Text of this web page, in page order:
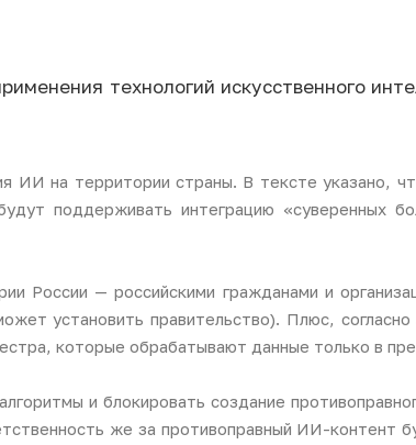
технологий искусственного
на территории страны. В тексте указано,
поддерживать интеграцию «суверенных
России — российскими гражданами и
установить правительство). Плюс,
которые обрабатывают данные только в
и блокировать создание
же за противоправный ИИ-контент